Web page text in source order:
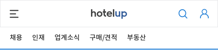
채용 인재 업계소식 구매/견적 부동산